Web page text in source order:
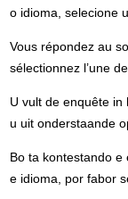
o idioma, selecione
Vous répondez au
sélectionnez l’une
U vult de enquête in
u uit onderstaande
Bo ta kontestando e
e idioma, por fabor